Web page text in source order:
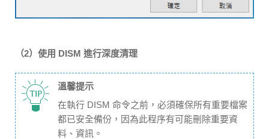
（2）使用 DISM 進行深度清理
溫馨提示
在執行 DISM 命令之前，必須確保所有重要檔案
都已安全備份，因為此程序有可能刪除重要資
料、資訊。